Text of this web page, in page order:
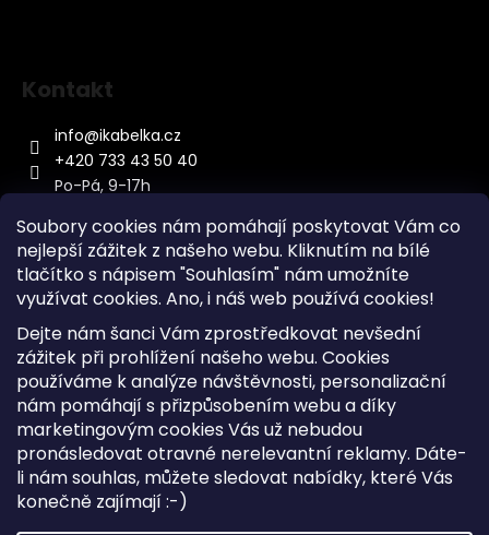
Soubory cookies nám pomáhají poskytovat Vám co
nejlepší zážitek z našeho webu. Kliknutím na bílé
tlačítko s nápisem "Souhlasím" nám umožníte
využívat cookies. Ano, i náš web používá cookies!
Dejte nám šanci Vám zprostředkovat nevšední
zážitek při prohlížení našeho webu. Cookies
používáme k analýze návštěvnosti, personalizační
nám pomáhají s přizpůsobením webu a díky
marketingovým cookies Vás už nebudou
pronásledovat otravné nerelevantní reklamy. Dáte-
li nám souhlas, můžete sledovat nabídky, které Vás
konečně zajímají :-)
Kontakt
info@ikabelka.cz
+420 733 43 50 40
Po-Pá, 9-17h
Kontakt
Sitemap
Doprava a Platba
Reklamace Zboží
Obchodní podmínky